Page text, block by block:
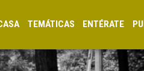
TEMÁTICAS ENTÉRATE